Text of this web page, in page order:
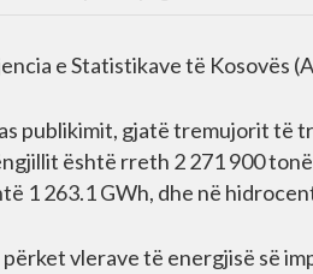
e Statistikave të Kosovës
publikimit, gjatë tremujorit të
është rreth 2 271 900
1 263.1 GWh, dhe në
përket vlerave të energjisë së